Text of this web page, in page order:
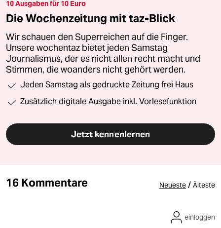
10 Ausgaben für 10 Euro
Die Wochenzeitung mit taz-Blick
Wir schauen den Superreichen auf die Finger.
Unsere wochentaz bietet jeden Samstag
Journalismus, der es nicht allen recht macht und
Stimmen, die woanders nicht gehört werden.
Jeden Samstag als gedruckte Zeitung frei Haus
Zusätzlich digitale Ausgabe inkl. Vorlesefunktion
Jetzt kennenlernen
16 Kommentare Neueste / Älteste
einloggen